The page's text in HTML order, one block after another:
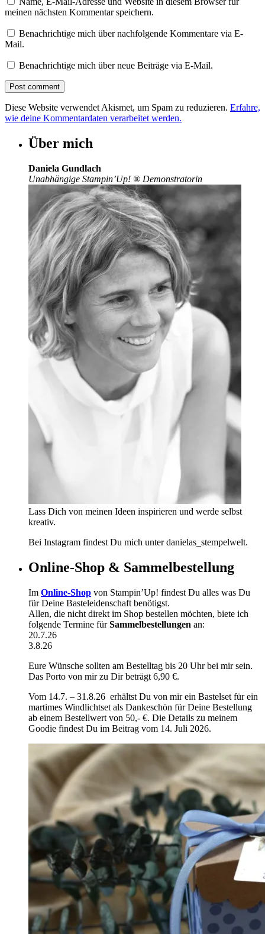
meinen nächsten Kommentar speichern.
Benachrichtige mich über nachfolgende Kommentare via E-
Mail.
Benachrichtige mich über neue Beiträge via E-Mail.
Diese Website verwendet Akismet, um Spam zu reduzieren. Erfahre,
wie deine Kommentardaten verarbeitet werden.
Über mich
Daniela Gundlach
Unabhängige Stampin’Up! ® Demonstratorin
Lass Dich von meinen Ideen inspirieren und werde selbst
kreativ.
Bei Instagram findest Du mich unter danielas_stempelwelt.
Online-Shop & Sammelbestellung
Im Online-Shop von Stampin’Up! findest Du alles was Du
für Deine Basteleidenschaft benötigst.
Allen, die nicht direkt im Shop bestellen möchten, biete ich
folgende Termine fürSammelbestellungen an:
20.7.26
3.8.26
Eure Wünsche sollten am Bestelltag bis 20 Uhr bei mir sein.
Das Porto von mir zu Dir beträgt 6,90 €.
Vom 14.7. – 31.8.26 erhältst Du von mir ein Bastelset für ein
martimes Windlichtset als Dankeschön für Deine Bestellung
ab einem Bestellwert von 50,- €. Die Details zu meinem
Goodie findest Du im Beitrag vom 14. Juli 2026.